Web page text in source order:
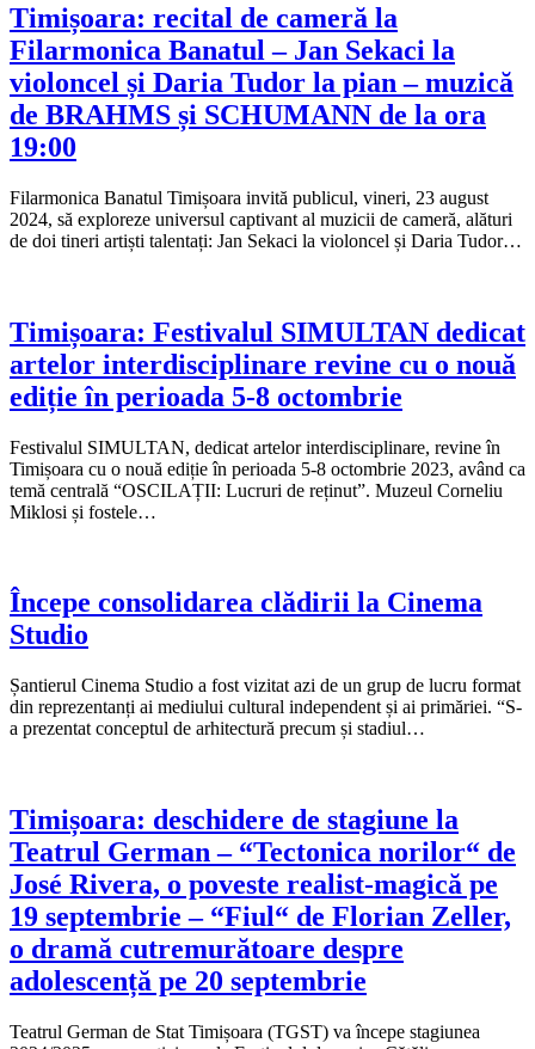
Timișoara: recital de cameră la
Filarmonica Banatul – Jan Sekaci la
violoncel și Daria Tudor la pian – muzică
de BRAHMS și SCHUMANN de la ora
19:00
Filarmonica Banatul Timișoara invită publicul, vineri, 23 august
2024, să exploreze universul captivant al muzicii de cameră, alături
de doi tineri artiști talentați: Jan Sekaci la violoncel și Daria Tudor…
Timișoara: Festivalul SIMULTAN dedicat
artelor interdisciplinare revine cu o nouă
ediție în perioada 5-8 octombrie
Festivalul SIMULTAN, dedicat artelor interdisciplinare, revine în
Timișoara cu o nouă ediție în perioada 5-8 octombrie 2023, având ca
temă centrală “OSCILAȚII: Lucruri de reținut”. Muzeul Corneliu
Miklosi și fostele…
Începe consolidarea clădirii la Cinema
Studio
Șantierul Cinema Studio a fost vizitat azi de un grup de lucru format
din reprezentanți ai mediului cultural independent și ai primăriei. “S-
a prezentat conceptul de arhitectură precum și stadiul…
Timișoara: deschidere de stagiune la
Teatrul German – “Tectonica norilor“ de
José Rivera, o poveste realist-magică pe
19 septembrie – “Fiul“ de Florian Zeller,
o dramă cutremurătoare despre
adolescență pe 20 septembrie
Teatrul German de Stat Timișoara (TGST) va începe stagiunea